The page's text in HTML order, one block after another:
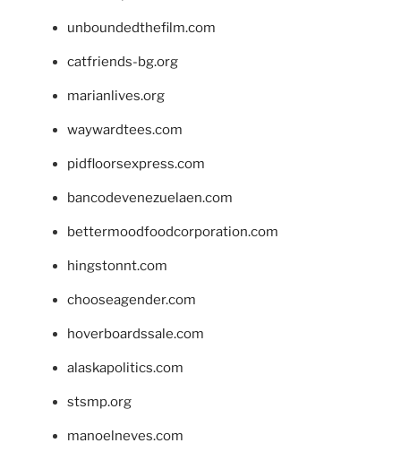
unboundedthefilm.com
catfriends-bg.org
marianlives.org
waywardtees.com
pidfloorsexpress.com
bancodevenezuelaen.com
bettermoodfoodcorporation.com
hingstonnt.com
chooseagender.com
hoverboardssale.com
alaskapolitics.com
stsmp.org
manoelneves.com